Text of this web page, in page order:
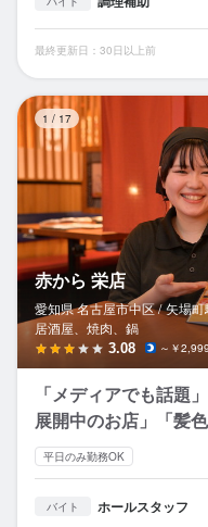
最終更新日：30日以上前
1 / 17
赤から 栄店
愛知県 名古屋市中区 / 矢場町
居酒屋、焼肉、鍋
3.08 ～￥2,999
「メディアでも話題
展開中のお店」「髪
平日のみ勤務OK
バイト ホールスタッフ